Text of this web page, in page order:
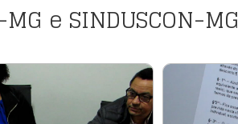
e SINDUSCON-MG